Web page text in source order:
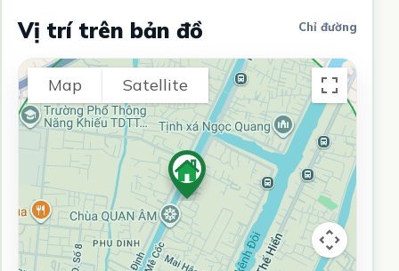
Vị trí trên bản đồ Chỉ đường
Map Satellite